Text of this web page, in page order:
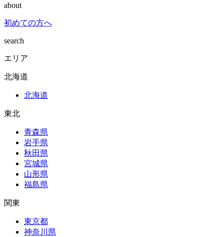
about
初めての方へ
search
エリア
北海道
北海道
東北
青森県
岩手県
秋田県
宮城県
山形県
福島県
関東
東京都
神奈川県